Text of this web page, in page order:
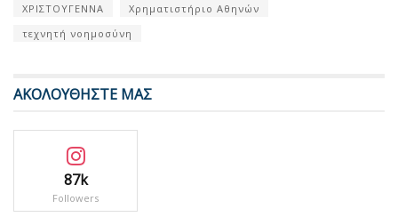
ΧΡΙΣΤΟΥΓΕΝΝΑ
Χρηματιστήριο Αθηνών
τεχνητή νοημοσύνη
ΑΚΟΛΟΥΘΗΣΤΕ ΜΑΣ
87k
Followers